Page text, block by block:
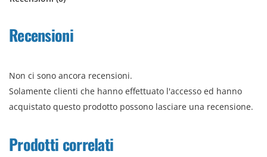
Recensioni
Non ci sono ancora recensioni.
Solamente clienti che hanno effettuato l'accesso ed hanno
acquistato questo prodotto possono lasciare una recensione.
Prodotti correlati